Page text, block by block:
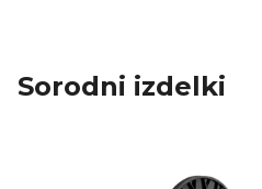
Sorodni izdelki